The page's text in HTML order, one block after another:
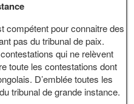
compétent pour connaitre des
pas du tribunal de paix.
qui ne relèvent
toute les contestations dont
D’emblée toutes les
tribunal de grande instance.